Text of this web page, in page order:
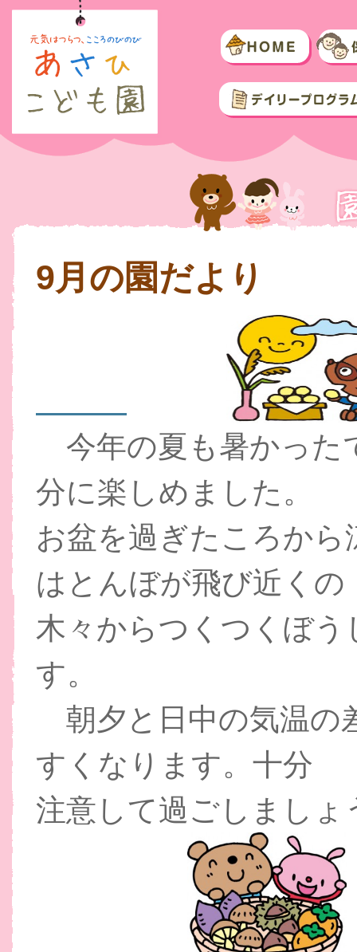
9月の園だより
今年の夏も暑かっ
分に楽しめました。
お盆を過ぎたころか
はとんぼが飛び近くの
木々からつくつくぼ
す。
朝夕と日中の気温の
すくなります。十分
注意して過ごしましょ